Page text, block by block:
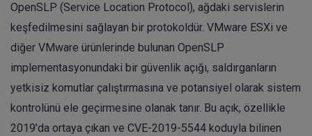
OpenSLP (Service Location Protocol), ağdaki servislerin
keşfedilmesini sağlayan bir protokoldür. VMware ESXi ve
diğer VMware ürünlerinde bulunan OpenSLP
implementasyonundaki bir güvenlik açığı, saldırganların
yetkisiz komutlar çalıştırmasına ve potansiyel olarak sistem
kontrolünü ele geçirmesine olanak tanır. Bu açık, özellikle
2019’da ortaya çıkan ve CVE-2019-5544 koduyla bilinen